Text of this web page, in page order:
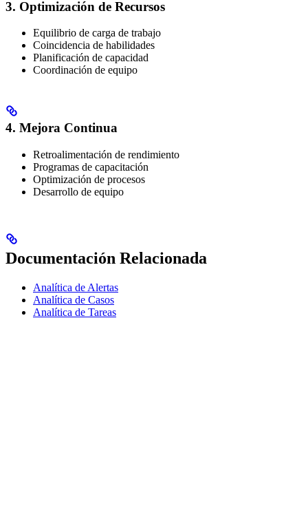
3. Optimización de Recursos
Equilibrio de carga de trabajo
Coincidencia de habilidades
Planificación de capacidad
Coordinación de equipo
4. Mejora Continua
Retroalimentación de rendimiento
Programas de capacitación
Optimización de procesos
Desarrollo de equipo
Documentación Relacionada
Analítica de Alertas
Analítica de Casos
Analítica de Tareas